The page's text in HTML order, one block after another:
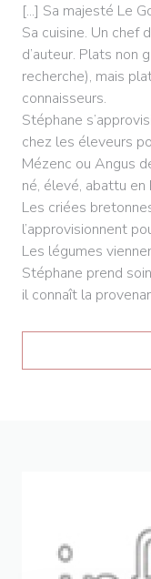
[...] Sa majesté Le
Sa cuisine. Un chef
d’auteur. Plats non
recherche), mais
connaisseurs.
Stéphane
chez les éleveurs
Mézenc ou Angus
né, élevé, abattu en
Les criées
l’approvisionnent
Les légumes
Stéphane prend
il connaît la